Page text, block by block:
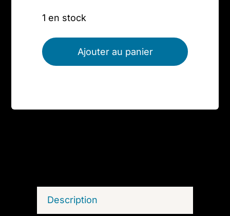
1 en stock
Ajouter au panier
Description